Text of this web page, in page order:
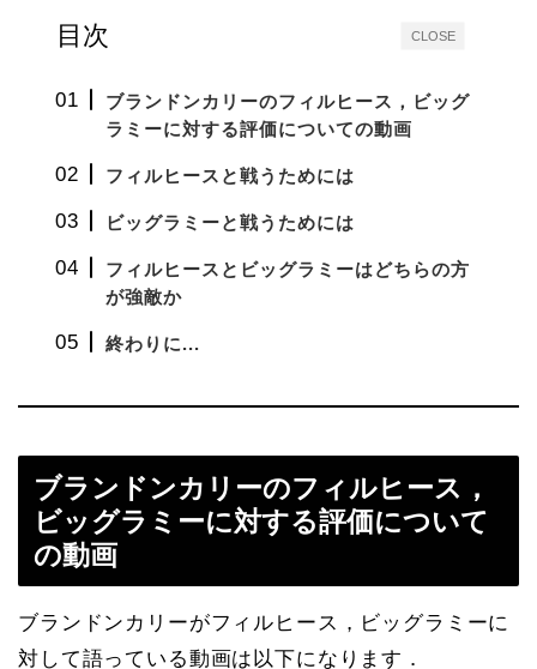
CLOSE
目次
ブランドンカリーのフィルヒース，ビッグ
ラミーに対する評価についての動画
フィルヒースと戦うためには
ビッグラミーと戦うためには
フィルヒースとビッグラミーはどちらの方
が強敵か
終わりに...
ブランドンカリーのフィルヒース，
ビッグラミーに対する評価について
の動画
ブランドンカリーがフィルヒース，ビッグラミーに
対して語っている動画は以下になります．